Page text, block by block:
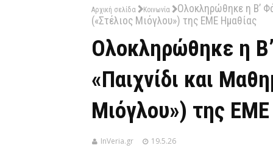
Αρχική σελίδα Κοινωνία
Ολοκληρώθηκε η Β’
(«Στέλιος Μιόγλου») της ΕΜΕ Ημαθίας
Ολοκληρώθηκε η
«Παιχνίδι και
Μιόγλου») της
InVeria.gr 19.5.26